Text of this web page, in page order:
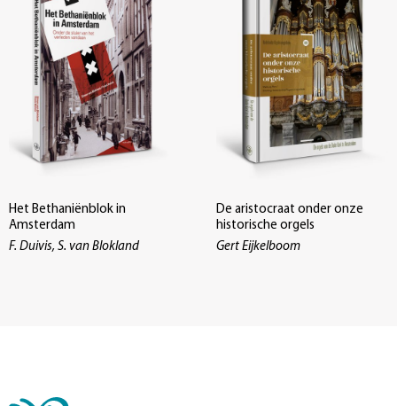
Het Bethaniënblok in
Amsterdam
F. Duivis, S. van Blokland
De aristocraat onder onze
historische orgels
Gert Eijkelboom